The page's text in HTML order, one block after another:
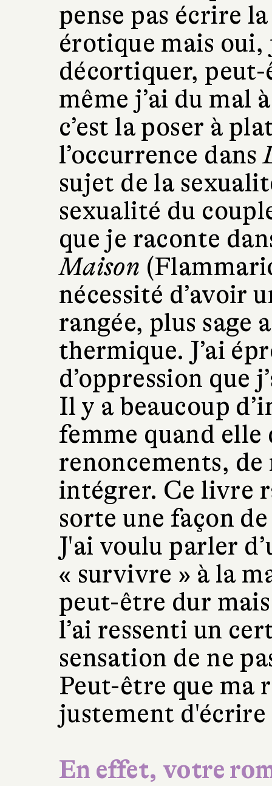
pense pas écrire
érotique mais oui,
décortiquer,
même j’ai du mal
c’est la poser à
l’occurrence dans
sujet de la
sexualité du
que je raconte
Maison
nécessité d’avoir
rangée, plus sage
thermique. J’ai
d’oppression que
Il y a beaucoup
femme quand
renoncements,
intégrer. Ce livre
sorte une façon
J'ai voulu parler
« survivre » à la
peut-être dur mais
l’ai ressenti un
sensation de ne
Peut-être que ma
justement
En effet, votre